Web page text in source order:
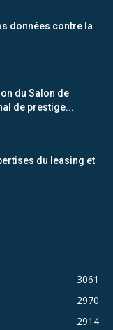
données contre la
du Salon de
de prestige...
du leasing et
3061
2970
2914